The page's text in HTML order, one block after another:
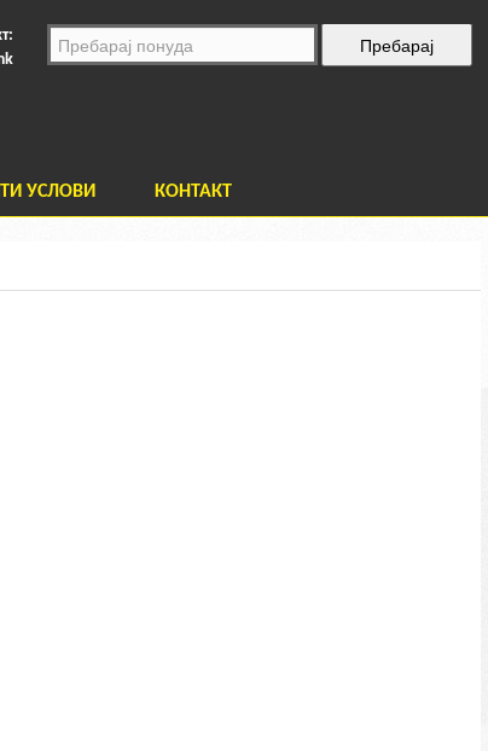
УСЛОВИ КОНТАКТ